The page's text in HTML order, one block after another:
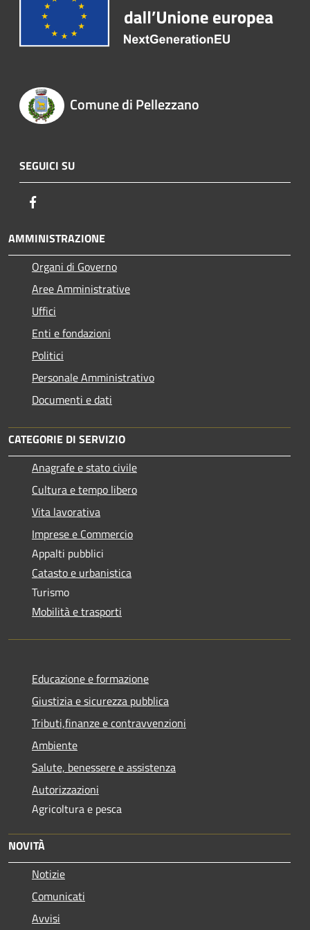
Comune di Pellezzano
SEGUICI SU
AMMINISTRAZIONE
Organi di Governo
Aree Amministrative
Uffici
Enti e fondazioni
Politici
Personale Amministrativo
Documenti e dati
CATEGORIE DI SERVIZIO
Anagrafe e stato civile
Cultura e tempo libero
Vita lavorativa
Imprese e Commercio
Appalti pubblici
Catasto e urbanistica
Turismo
Mobilità e trasporti
Educazione e formazione
Giustizia e sicurezza pubblica
Tributi,finanze e contravvenzioni
Ambiente
Salute, benessere e assistenza
Autorizzazioni
Agricoltura e pesca
NOVITÀ
Notizie
Comunicati
Avvisi